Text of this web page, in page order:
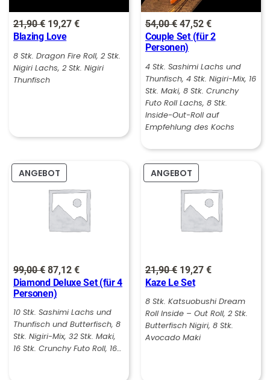
r
:
1
€
2
€
21,90€ Ursprünglicher
Preis
war:
21,90 €
19,27€Aktueller
ist:
19,27 €.
Blazing Love
8 Stk. Dragon Fire Roll, 2 Stk.
Nigiri Lachs, 2 Stk. Nigiri
Thunfisch
54,00€ Ursprünglicher
Preis
war:
54,00 €
47,52€Aktueller
Preis
47,52 €.
Couple Set (für 2
Personen)
4 Stk. Sashimi Lachs und
Thunfisch, 4 Stk. Nigiri-Mix, 16
Stk. Maki, 8 Stk. Crunchy
Futo Roll Lachs, 8 Stk.
Inside-Out-Roll auf
Empfehlung des Kochs
ANGEBOTPRODUKT
IM
ANGEBOT
99,00€ Ursprünglicher
Preis
war:
99,00 €
87,12€Aktueller
Preis
87,12 €.
Diamond Deluxe Set (für 4
Personen)
10 Stk. Sashimi Lachs und
Thunfisch und Butterfisch, 8
Stk. Nigiri-Mix, 32 Stk. Maki,
16 Stk. Crunchy Futo Roll, 16…
ANGEBOTPRODUKT
IM
ANGEBOT
21,90€ Ursprünglicher
Preis
war:
21,90 €
19,27€Aktueller
ist:
19,27 €.
Kaze Le Set
8 Stk. Katsuobushi Dream
Roll Inside – Out Roll, 2 Stk.
Butterfisch Nigiri, 8 Stk.
Avocado Maki